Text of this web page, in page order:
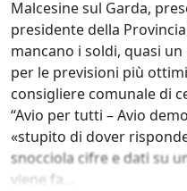
Malcesine sul Garda,
presidente della
mancano i soldi, quasi
per le previsioni più
consigliere comunale di
“Avio per tutti – Avio
«stupito di dover
snocciola cifre e dati su
viene fa...